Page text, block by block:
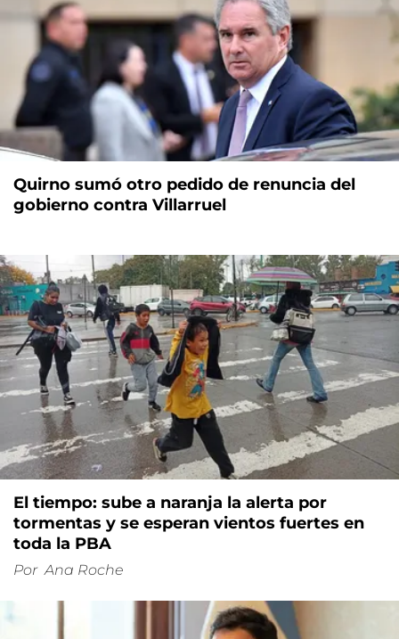
Quirno sumó otro pedido de renuncia del
gobierno contra Villarruel
El tiempo: sube a naranja la alerta por
tormentas y se esperan vientos fuertes en
toda la PBA
Por Ana Roche